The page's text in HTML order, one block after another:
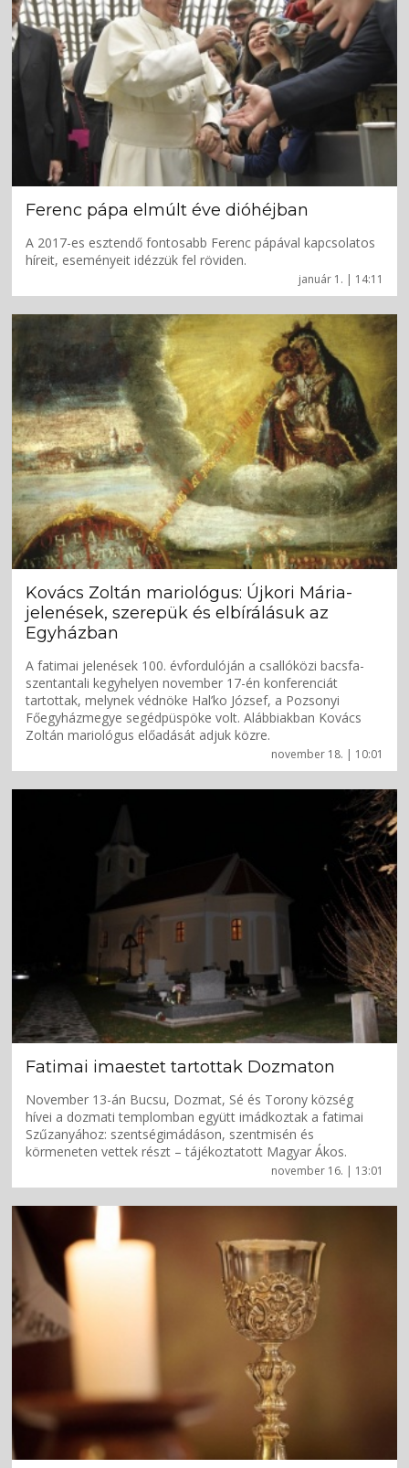
január 1. | 14:11
Ferenc pápa elmúlt éve dióhéjban
A 2017-es esztendő fontosabb Ferenc pápával kapcsolatos
híreit, eseményeit idézzük fel röviden.
november 18. | 10:01
Kovács Zoltán mariológus: Újkori Mária-
jelenések, szerepük és elbírálásuk az
Egyházban
A fatimai jelenések 100. évfordulóján a csallóközi bacsfa-
szentantali kegyhelyen november 17-én konferenciát
tartottak, melynek védnöke Hal’ko József, a Pozsonyi
Főegyházmegye segédpüspöke volt. Alábbiakban Kovács
Zoltán mariológus előadását adjuk közre.
november 16. | 13:01
Fatimai imaestet tartottak Dozmaton
November 13-án Bucsu, Dozmat, Sé és Torony község
hívei a dozmati templomban együtt imádkoztak a fatimai
Szűzanyához: szentségimádáson, szentmisén és
körmeneten vettek részt – tájékoztatott Magyar Ákos.